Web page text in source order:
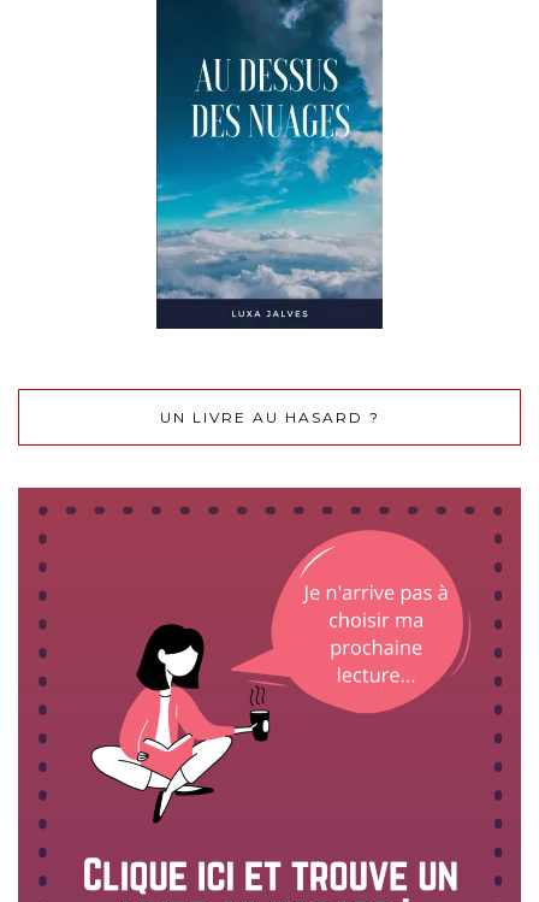
UN LIVRE AU HASARD ?